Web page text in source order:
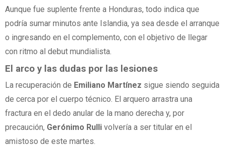
Aunque fue suplente frente a Honduras, todo indica que
podría sumar minutos ante Islandia, ya sea desde el arranque
o ingresando en el complemento, con el objetivo de llegar
con ritmo al debut mundialista.
El arco y las dudas por las lesiones
La recuperación de Emiliano Martínez sigue siendo seguida
de cerca por el cuerpo técnico. El arquero arrastra una
fractura en el dedo anular de la mano derecha y, por
precaución, Gerónimo Rulli volvería a ser titular en el
amistoso de este martes.